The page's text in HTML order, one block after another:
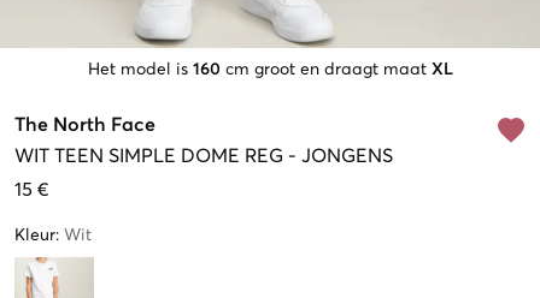
Het model is 160 cm groot en draagt maat XL
The North Face
WIT TEEN SIMPLE DOME REG - JONGENS
15 €
Kleur: Wit